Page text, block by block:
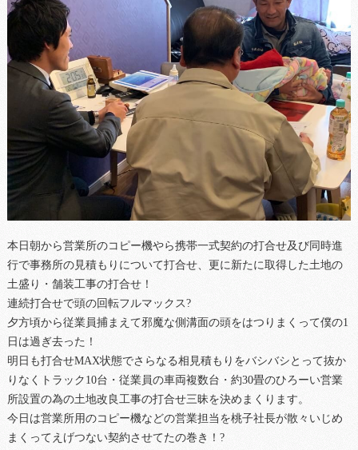
本日朝から営業所のコピー機やら携帯一式契約の打合せ及び同時進
行で事務所の見積もりについて打合せ、更に新たに取得した土地の
土盛り・舗装工事の打合せ！
連続打合せで頭の回転フルマックス?
夕方頃から従業員捕まえて邪魔な側溝面の頭をはつりまくって僕の1
日は過ぎ去った！
明日も打合せMAX状態でさらなる相見積もりをバシバシとって抜か
りなくトラック10台・従業員の車両複数台・約30畳のひろーい営業
所設置の為の土地改良工事の打合せ三昧を決めまくります。
今日は営業所用のコピー機などの営業担当を桃子社長が散々いじめ
まくってえげつない契約させてたの巻き！?